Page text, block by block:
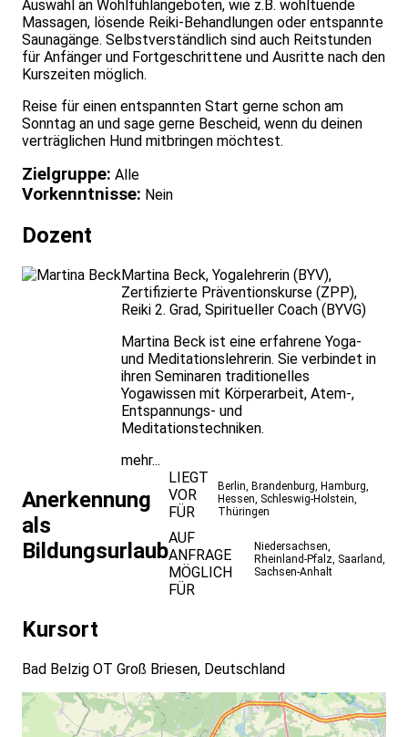
Auswahl an Wohlfühlangeboten, wie z.B. wohltuende
Massagen, lösende Reiki-Behandlungen oder entspannte
Saunagänge. Selbstverständlich sind auch Reitstunden
für Anfänger und Fortgeschrittene und Ausritte nach den
Kurszeiten möglich.
Reise für einen entspannten Start gerne schon am
Sonntag an und sage gerne Bescheid, wenn du deinen
verträglichen Hund mitbringen möchtest.
Zielgruppe: Alle
Vorkenntnisse: Nein
Dozent
Martina Beck, Yogalehrerin (BYV),
Zertifizierte Präventionskurse (ZPP),
Reiki 2. Grad, Spiritueller Coach (BYVG)
Martina Beck ist eine erfahrene Yoga-
und Meditationslehrerin. Sie verbindet in
ihren Seminaren traditionelles
Yogawissen mit Körperarbeit, Atem-,
Entspannungs- und
Meditationstechniken.
mehr...
Anerkennung
als
Bildungsurlaub
LIEGT
VOR
FÜR
Berlin, Brandenburg, Hamburg,
Hessen, Schleswig-Holstein,
Thüringen
AUF
ANFRAGE
MÖGLICH
FÜR
Niedersachsen,
Rheinland-Pfalz, Saarland,
Sachsen-Anhalt
Kursort
Bad Belzig OT Groß Briesen, Deutschland